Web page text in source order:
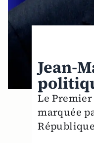
Jean-
Le
marquée